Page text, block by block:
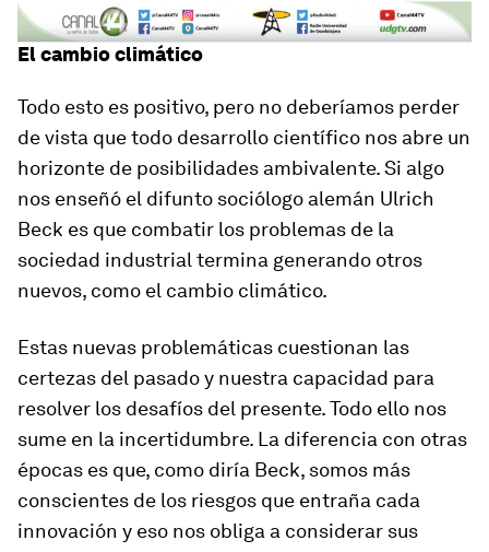
El cambio climático
Todo esto es positivo, pero no deberíamos perder
de vista que todo desarrollo científico nos abre un
horizonte de posibilidades ambivalente. Si algo
nos enseñó el difunto sociólogo alemán Ulrich
Beck es que combatir los problemas de la
sociedad industrial termina generando otros
nuevos, como el cambio climático.
Estas nuevas problemáticas cuestionan las
certezas del pasado y nuestra capacidad para
resolver los desafíos del presente. Todo ello nos
sume en la incertidumbre. La diferencia con otras
épocas es que, como diría Beck, somos más
conscientes de los riesgos que entraña cada
innovación y eso nos obliga a considerar sus